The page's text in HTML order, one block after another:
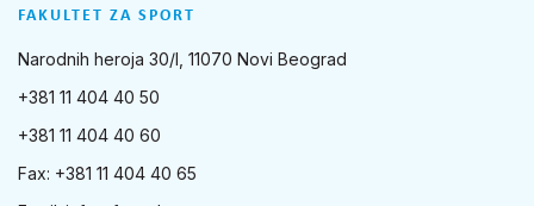
FAKULTET ZA SPORT
Narodnih heroja 30/I, 11070 Novi Beograd
+381 11 404 40 50
+381 11 404 40 60
Fax: +381 11 404 40 65